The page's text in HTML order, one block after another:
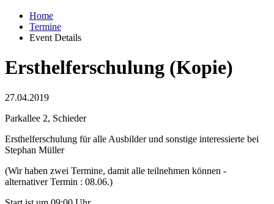
Home
Termine
Event Details
Ersthelferschulung (Kopie)
27.04.2019
Parkallee 2, Schieder
Ersthelferschulung für alle Ausbilder und sonstige interessierte bei
Stephan Müller
(Wir haben zwei Termine, damit alle teilnehmen können -
alternativer Termin : 08.06.)